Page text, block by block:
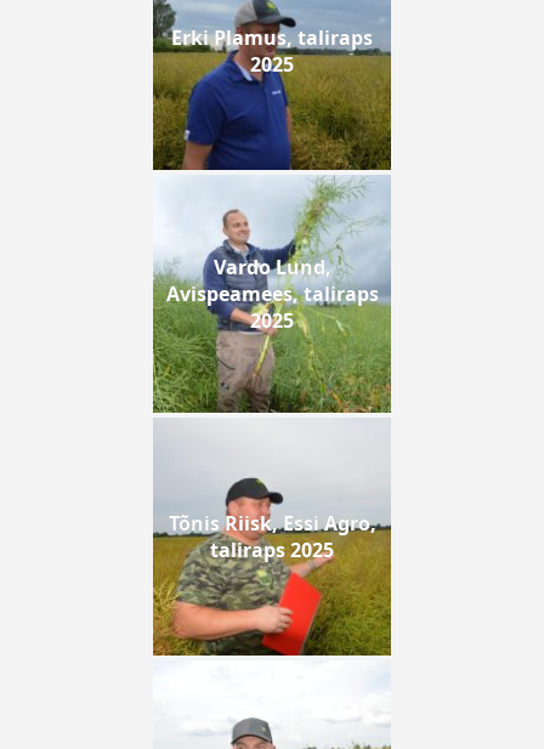
Erki Plamus, taliraps
2025
Vardo Lund,
Avispeamees, taliraps
2025
Tõnis Riisk, Essi Agro,
taliraps 2025